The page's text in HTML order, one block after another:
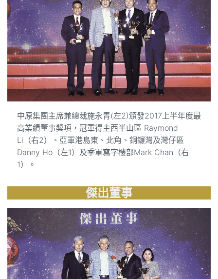
中原集團主席兼總裁施永青(左2)頒發2017上半年度最
高業績董事獎項，冠軍得主西半山區 Raymond
Li（右2）、亞軍港島東、北角、銅鑼灣及灣仔區
Danny Ho（左1）及季軍寫字樓部Mark Chan（右
1）。
傑出董事